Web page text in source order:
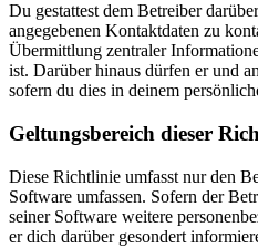
Du gestattest dem Betreiber
angegebenen Kontaktdaten zu
Übermittlung zentraler
ist. Darüber hinaus dürfen er und
sofern du dies in deinem
Geltungsbereich dieser
Diese Richtlinie umfasst nur den
Software umfassen. Sofern der
seiner Software weitere
er dich darüber gesondert